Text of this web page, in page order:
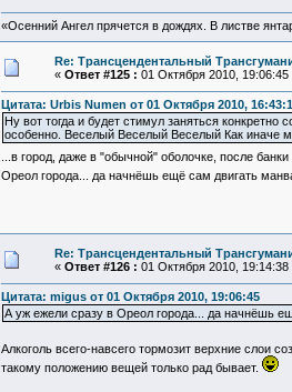
«Осенний Ангел прячется в дождях. В листве
Re: Трансцендентальный
« Ответ #125 : 01 Октября 2010, 19:06:45
Цитата: Urbis Numen от 01 Октября 2010,
Ну вот тогда и будет стимул заняться конкретно
особенно. Веселый Веселый Веселый Как иначе
...в город, даже в "обычной" оболочке, после
Ореол города... да начнёшь ещё сам двигать
Re: Трансцендентальный
« Ответ #126 : 01 Октября 2010, 19:14:38
Цитата: migus от 01 Октября 2010, 19:06:45
А уж ежели сразу в Ореол города... да начнёшь
Алкоголь всего-навсего тормозит верхние слои
такому положению вещей только рад бывает.